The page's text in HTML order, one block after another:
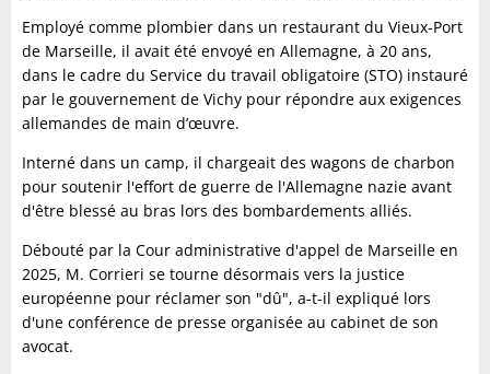
Employé comme plombier dans un restaurant du Vieux-Port
de Marseille, il avait été envoyé en Allemagne, à 20 ans,
dans le cadre du Service du travail obligatoire (STO) instauré
par le gouvernement de Vichy pour répondre aux exigences
allemandes de main d’œuvre.
Interné dans un camp, il chargeait des wagons de charbon
pour soutenir l'effort de guerre de l'Allemagne nazie avant
d'être blessé au bras lors des bombardements alliés.
Débouté par la Cour administrative d'appel de Marseille en
2025, M. Corrieri se tourne désormais vers la justice
européenne pour réclamer son "dû", a-t-il expliqué lors
d'une conférence de presse organisée au cabinet de son
avocat.